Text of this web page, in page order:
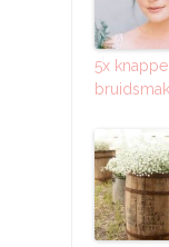
5x knappe